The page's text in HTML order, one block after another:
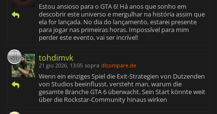
Estou ansioso para o GTA 6! Há anos que sonho em
descobrir este universo e mergulhar na história assim que
ela for lançada. No dia do lançamento, estarei presente
para jogar nas primeiras horas. Impossível para mim
perder este evento, vai ser incrível!
tohdimvk
21 giu 2026, 13:05 sopra dlcompare.de
Wenn ein einziges Spiel die Exit-Strategien von Dutzenden
von Studios beeinflusst, versteht man, warum die
gesamte Branche GTA 6 überwacht. Sein Start könnte weit
über die Rockstar-Community hinaus wirken